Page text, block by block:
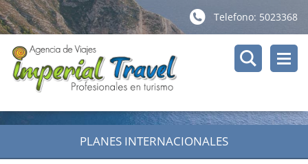
Telefono: 5023368
PLANES INTERNACIONALES